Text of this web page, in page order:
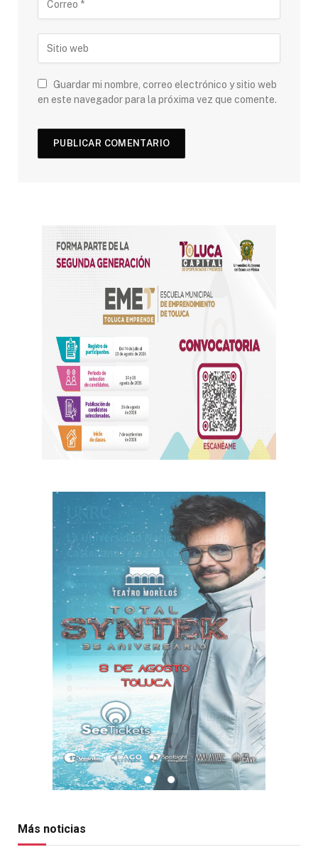
Guardar mi nombre, correo electrónico y sitio web
en este navegador para la próxima vez que comente.
Más noticias